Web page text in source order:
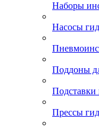
Наборы
Насосы
Поддоны
Прессы